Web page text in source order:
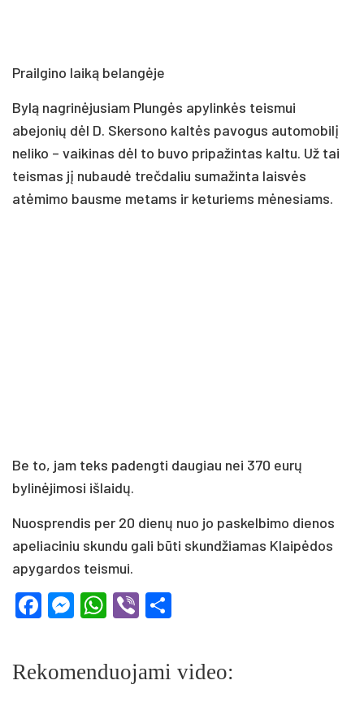
Prailgino laiką belangėje
Bylą nagrinėjusiam Plungės apylinkės teismui
abejonių dėl D. Skersono kaltės pavogus automobilį
neliko – vaikinas dėl to buvo pripažintas kaltu. Už tai
teismas jį nubaudė trečdaliu sumažinta laisvės
atėmimo bausme metams ir keturiems mėnesiams.
Be to, jam teks padengti daugiau nei 370 eurų
bylinėjimosi išlaidų.
Nuosprendis per 20 dienų nuo jo paskelbimo dienos
apeliaciniu skundu gali būti skundžiamas Klaipėdos
apygardos teismui.
Facebook
Messenger
WhatsApp
Viber
Rekomenduojami video: